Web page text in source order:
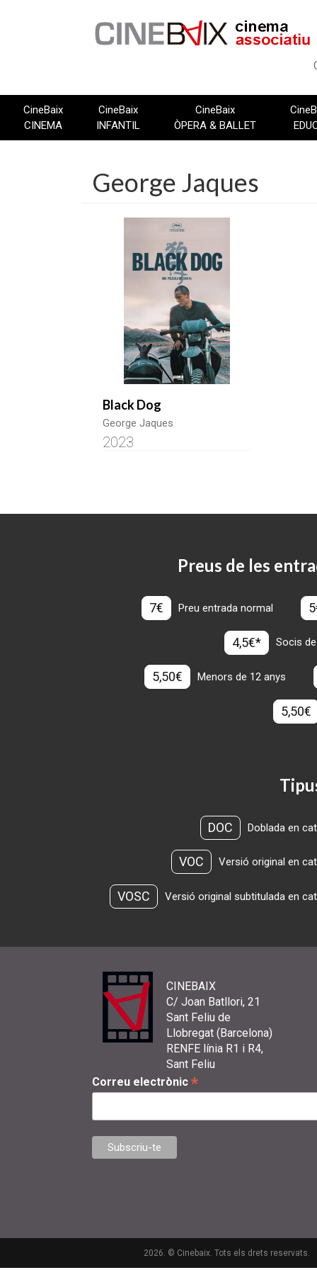
CineBaix
CINEMA
CineBaix
INFANTIL
CineBaix
ÒPERA & BALLET
George Jaques
Black Dog
George Jaques
2023
Preus de les
7€ Preu entrada normal
4,5€* Socis
5,50€ Menors de 12 anys
5,50€
DOC Doblada en
VOC Versió original en
VOSC Versió original subtitulada en
CINEBAIX
C/ Joan Batllori, 21
Sant Feliu de
Llobregat (Barcelona)
RENFE línia R1 i R4,
Sant Feliu
Correu electrònic *
2026. © Cinebaix. Tots els drets reservats.